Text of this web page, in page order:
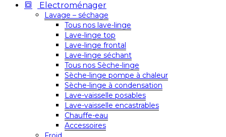
Electroménager
Lavage – séchage
Tous nos lave-linge
Lave-linge top
Lave-linge frontal
Lave-linge séchant
Tous nos Sèche-linge
Sèche-linge pompe à chaleur
Sèche-linge à condensation
Lave-vaisselle posables
Lave-vaisselle encastrables
Chauffe-eau
Accessoires